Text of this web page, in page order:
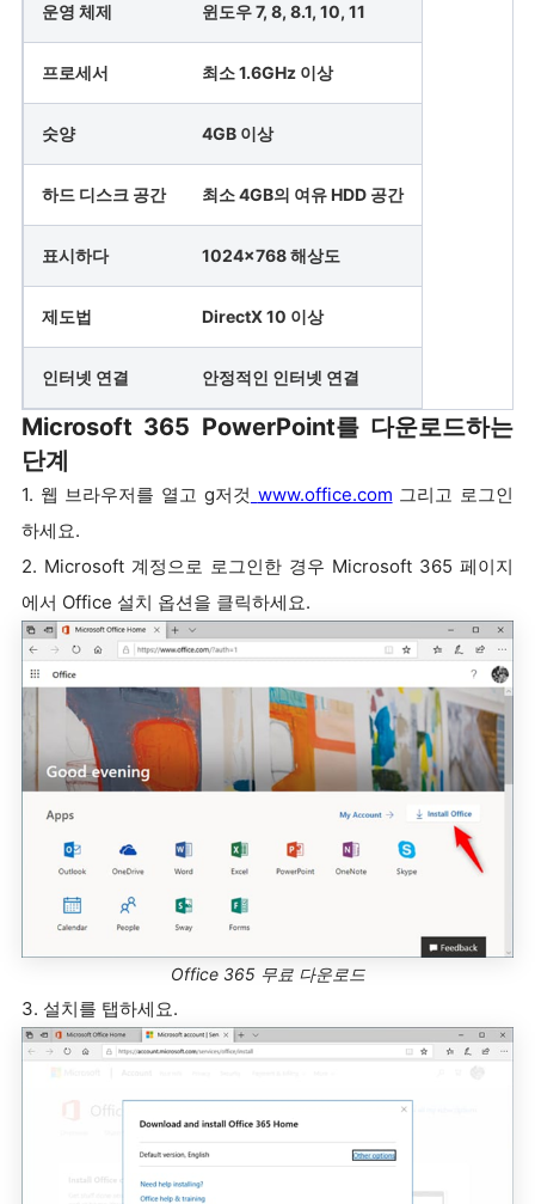
운영 체제 윈도우 7, 8, 8.1, 10, 11
프로세서 최소 1.6GHz 이상
숫양 4GB 이상
하드 디스크 공간 최소 4GB의 여유 HDD 공간
표시하다 1024x768 해상도
제도법 DirectX 10 이상
인터넷 연결 안정적인 인터넷 연결
Microsoft 365 PowerPoint를 다운로드하는
단계
1. 웹 브라우저를 열고 g저것 www.office.com 그리고 로그인
하세요.
2. Microsoft 계정으로 로그인한 경우 Microsoft 365 페이지
에서 Office 설치 옵션을 클릭하세요.
Office 365 무료 다운로드
3. 설치를 탭하세요.